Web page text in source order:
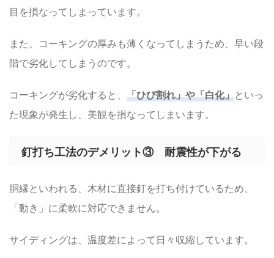
目を損なってしまっています。
また、コーキングの厚みも薄くなってしまうため、早い段
階で劣化してしまうのです。
コーキングが劣化すると、 「ひび割れ」や「白化」といっ
た現象が発生し、美観を損なってしまいます。
釘打ち工法のデメリット③ 耐震性が下がる
胴縁といわれる、木材に直接釘を打ち付けているため、
「動き」に柔軟に対応できません。
サイディングは、温度差によって日々収縮しています。